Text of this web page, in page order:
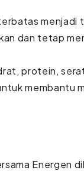
menjadi
dan tetap
protein,
membantu
Energen